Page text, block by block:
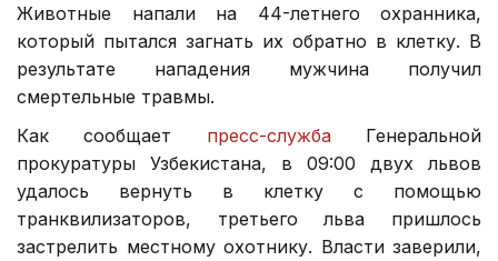
Животные напали на 44-летнего охранника,
который пытался загнать их обратно в клетку. В
результате нападения мужчина получил
смертельные травмы.
Как сообщает пресс-службаГенеральной
прокуратуры Узбекистана, в 09:00 двух львов
удалось вернуть в клетку с помощью
транквилизаторов, третьего льва пришлось
застрелить местному охотнику. Власти заверили,